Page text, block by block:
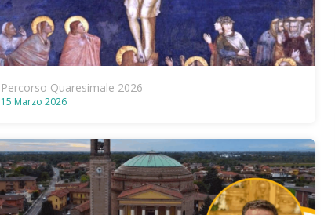
Percorso Quaresimale 2026
15 Marzo 2026